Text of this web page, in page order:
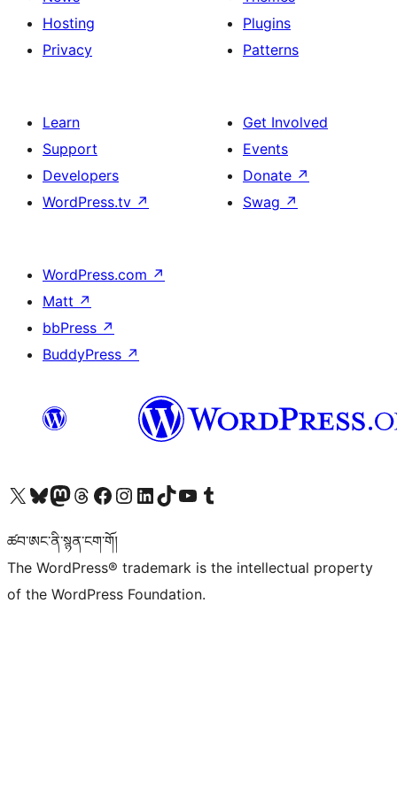
Hosting
Privacy
Plugins
Patterns
Learn
Support
Developers
WordPress.tv ↗
Get Involved
Events
Donate ↗
Swag ↗
WordPress.com ↗
Matt ↗
bbPress ↗
BuddyPress ↗
Visit our X (formerly Twitter) account
Visit our Bluesky account
Visit our Mastodon account
Visit our Threads account
Visit our Facebook page
Visit our Instagram account
Visit our LinkedIn account
Visit our TikTok account
Visit our YouTube channel
Visit our Tumblr account
ཚབ་ཨང་ནི་སྙན་ངག་གོ།
The WordPress® trademark is the intellectual property
of the WordPress Foundation.